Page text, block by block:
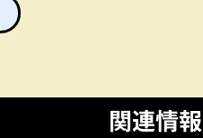
関連情報